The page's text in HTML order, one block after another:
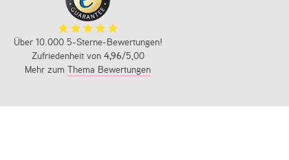
Über 10.000 5-Sterne-Bewertungen!
Zufriedenheit von 4,96/5,00
Mehr zumThema Bewertungen